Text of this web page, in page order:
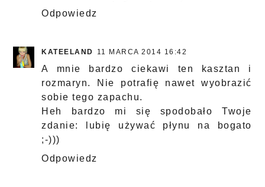
Odpowiedz
KATEELAND 11 MARCA 2014 16:42
A mnie bardzo ciekawi ten kasztan i
rozmaryn. Nie potrafię nawet wyobrazić
sobie tego zapachu.
Heh bardzo mi się spodobało Twoje
zdanie: lubię używać płynu na bogato
;-)))
Odpowiedz